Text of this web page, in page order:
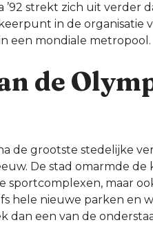
’92 strekt zich uit verder
in de organisatie
een mondiale metropool.
de
de grootste stedelijke
De stad omarmde de
sportcomplexen, maar
hele nieuwe parken en
dan een van de